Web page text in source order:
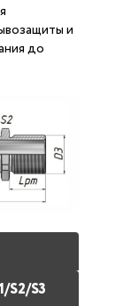
и
до
S2/S3